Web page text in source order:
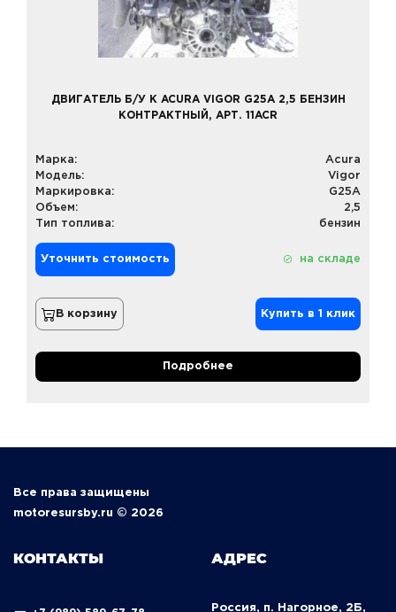
ДВИГАТЕЛЬ Б/У К ACURA VIGOR G25A 2,5 БЕНЗИН
КОНТРАКТНЫЙ, АРТ. 11ACR
Марка:
Acura
Модель:
Vigor
Маркировка:
G25A
Объем:
2,5
Тип топлива:
бензин
Уточнить стоимость на складе
В корзину Купить в 1 клик
Подробнее
Все права защищены
motoresursby.ru © 2026
КОНТАКТЫ АДРЕС
Россия, п. Нагорное, 2Б,